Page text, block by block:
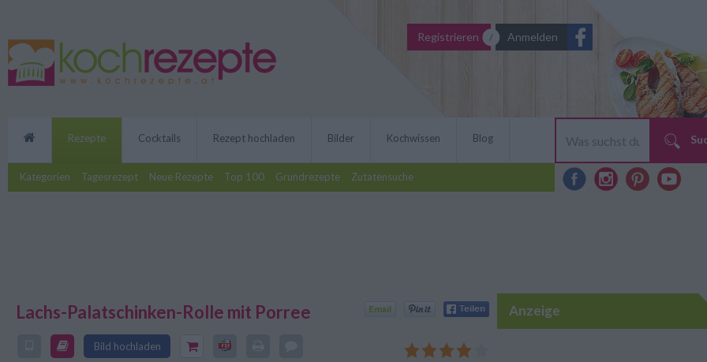
Registrieren Anmelden
Rezepte
Kategorien Tagesrezept Neue Rezepte Top 100 Grundrezepte Zutatensuche
Cocktails Rezept hochladen Bilder Kochwissen Blog
Lachs-Palatschinken-Rolle mit Porree
Bild hochladen
Ein anspruchsvolles Rezept für geübte Köche: Die Lachs-
Palatschinken-Rolle mit Porree zergeht auf der Zunge.
Anzeige